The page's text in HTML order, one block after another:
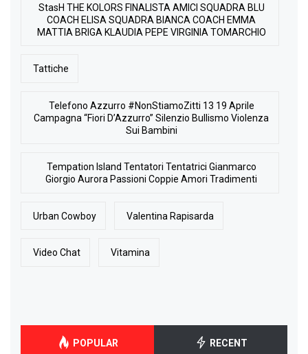
StasH THE KOLORS FINALISTA AMICI SQUADRA BLU
COACH ELISA SQUADRA BIANCA COACH EMMA
MATTIA BRIGA KLAUDIA PEPE VIRGINIA TOMARCHIO
Tattiche
Telefono Azzurro #NonStiamoZitti 13 19 Aprile
Campagna “Fiori D’Azzurro” Silenzio Bullismo Violenza
Sui Bambini
Tempation Island Tentatori Tentatrici Gianmarco
Giorgio Aurora Passioni Coppie Amori Tradimenti
Urban Cowboy Valentina Rapisarda
Video Chat Vitamina
POPULAR RECENT